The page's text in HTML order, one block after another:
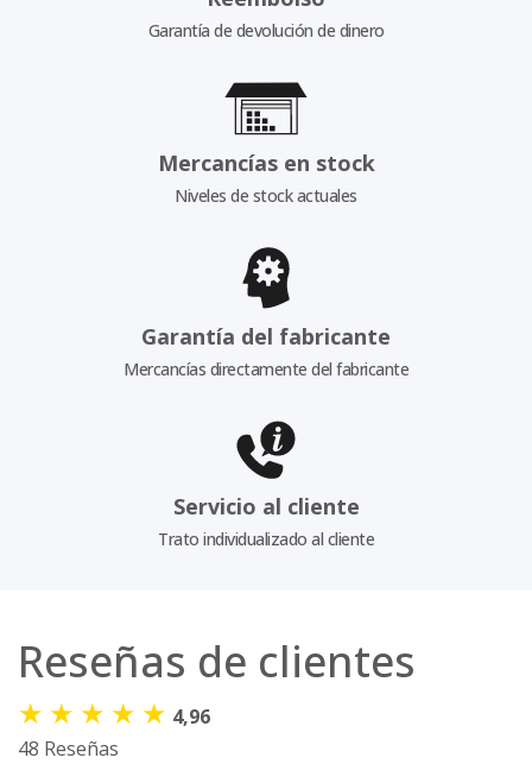
Garantía de devolución de dinero
Mercancías en stock
Niveles de stock actuales
Garantía del fabricante
Mercancías directamente del fabricante
Servicio al cliente
Trato individualizado al cliente
Reseñas de clientes
★ ★ ★ ★ ★ 4,96
48 Reseñas